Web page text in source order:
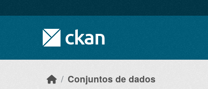
Conjuntos de dados